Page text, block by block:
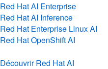
Red Hat AI Enterprise
Red Hat AI Inference
Red Hat Enterprise Linux AI
Red Hat OpenShift AI
Découvrir Red Hat AI